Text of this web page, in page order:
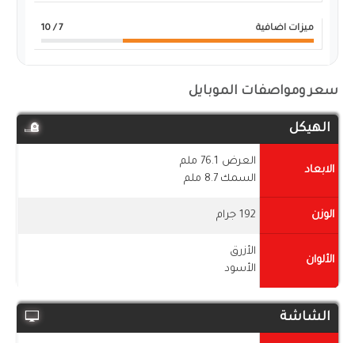
ميزات اضافية 7
/ 10
سعر ومواصفات الموبايل
الهيكل
الابعاد
العرض 76.1 ملم
السمك 8.7 ملم
الوزن 192 جرام
الألوان
الأزرق
الأسود
الشاشة